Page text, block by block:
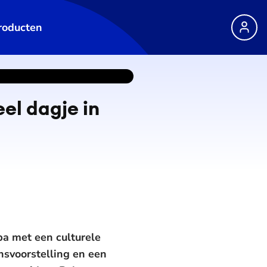
dagje in
met een culturele
en een